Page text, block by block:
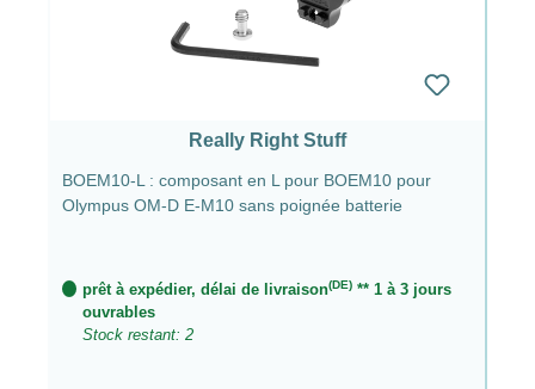
Really Right Stuff
BOEM10-L : composant en L pour BOEM10 pour
Olympus OM-D E-M10 sans poignée batterie
prêt à expédier, délai de livraison(DE) ** 1 à 3 jours
ouvrables
Stock restant: 2